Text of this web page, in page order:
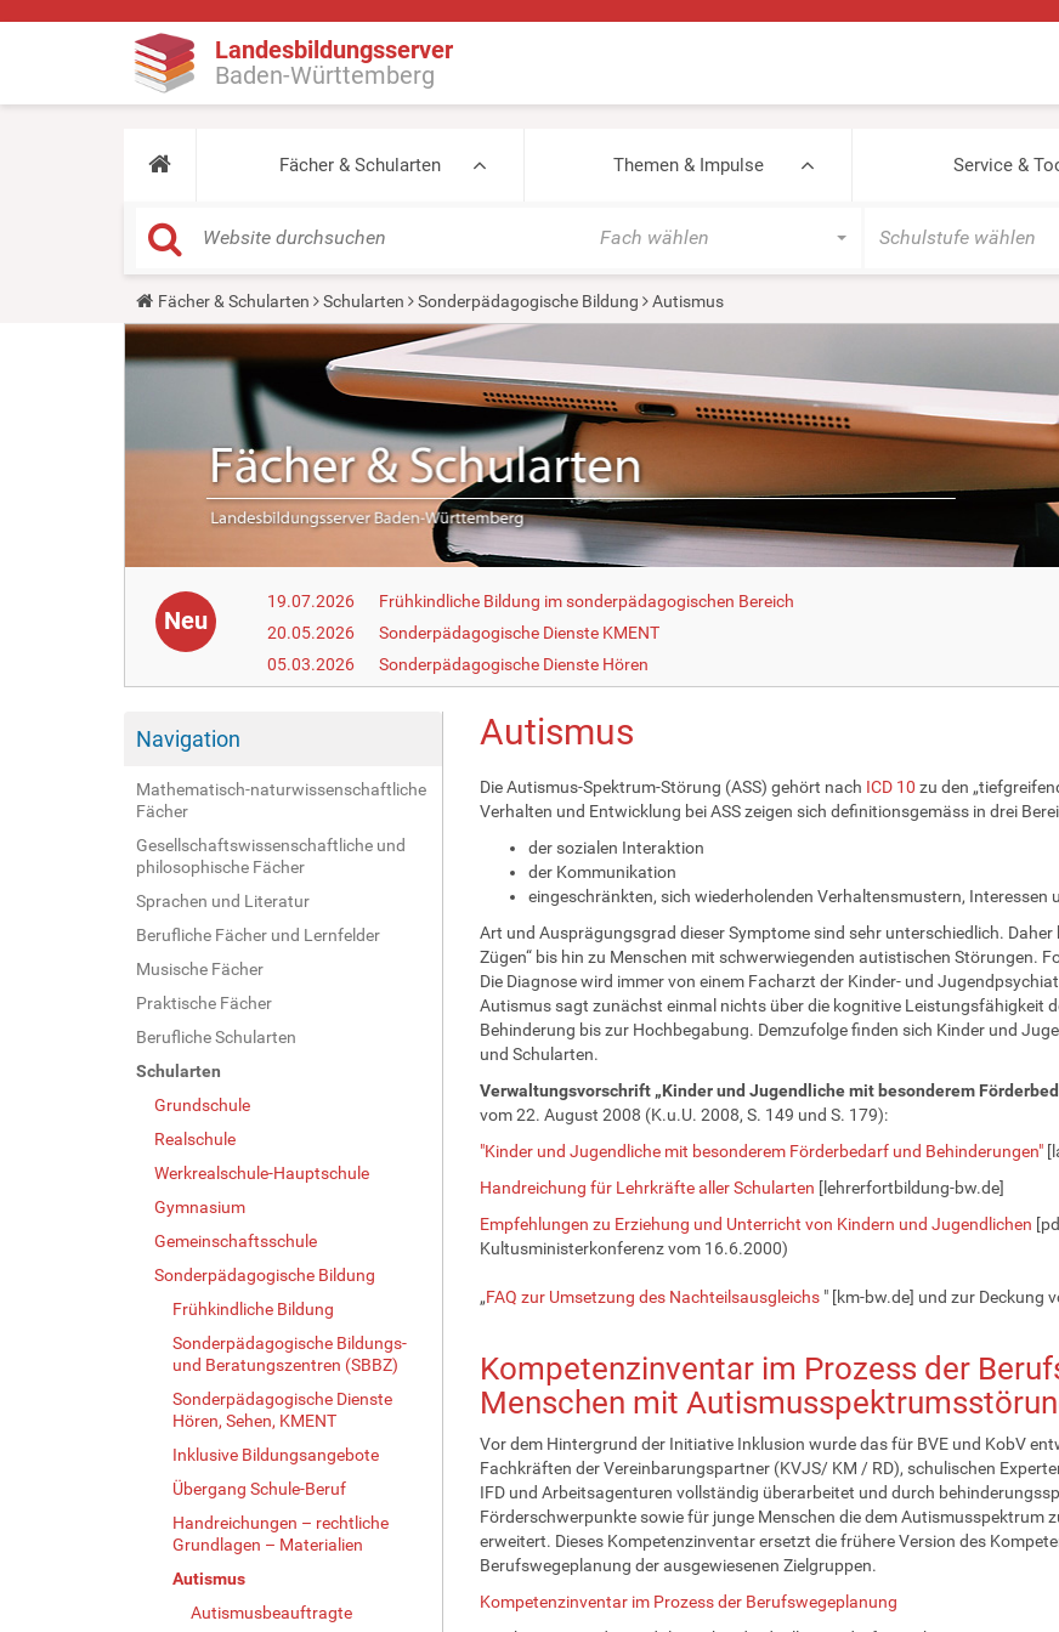
Landesbildungsserver
Baden-Württemberg
Fächer & Schularten Themen & Impulse Service &
Fach wählen Schulstufe wählen
Y
o
u
a
r
Fächer & Schularten Schularten Sonderpädagogische Bildung Autismus
Neu
19.07.2026
Frühkindliche Bildung im sonderpädagogischen Bereich
20.05.2026
Sonderpädagogische Dienste KMENT
05.03.2026
Sonderpädagogische Dienste Hören
Navigation
Mathematisch-naturwissenschaftliche
Fächer
Gesellschaftswissenschaftliche und
philosophische Fächer
Sprachen und Literatur
Berufliche Fächer und Lernfelder
Musische Fächer
Praktische Fächer
Berufliche Schularten
Schularten
Grundschule
Realschule
Werkrealschule-Hauptschule
Gymnasium
Gemeinschaftsschule
Sonderpädagogische Bildung
Frühkindliche Bildung
Sonderpädagogische Bildungs-
und Beratungszentren (SBBZ)
Sonderpädagogische Dienste
Hören, Sehen, KMENT
Inklusive Bildungsangebote
Übergang Schule-Beruf
Handreichungen – rechtliche
Grundlagen – Materialien
Autismus
Autismusbeauftragte
Autismus
Die Autismus-Spektrum-Störung (ASS) gehört nach ICD 10 zu den
Verhalten und Entwicklung bei ASS zeigen sich definitionsgemäss in drei
der sozialen Interaktion
der Kommunikation
eingeschränkten, sich wiederholenden Verhaltensmustern, Interessen
Art und Ausprägungsgrad dieser Symptome sind sehr unterschiedlich.
Zügen“ bis hin zu Menschen mit schwerwiegenden autistischen Störungen.
Die Diagnose wird immer von einem Facharzt der Kinder- und
Autismus sagt zunächst einmal nichts über die kognitive Leistungsfähigkeit
Behinderung bis zur Hochbegabung. Demzufolge finden sich Kinder und
und Schularten.
Verwaltungsvorschrift „Kinder und Jugendliche mit besonderem
vom 22. August 2008 (K.u.U. 2008, S. 149 und S. 179):
"Kinder und Jugendliche mit besonderem Förderbedarf und Behinderungen"
Handreichung für Lehrkräfte aller Schularten [lehrerfortbildung-bw.de]
Empfehlungen zu Erziehung und Unterricht von Kindern und Jugendlichen
Kultusministerkonferenz vom 16.6.2000)
„FAQ zur Umsetzung des Nachteilsausgleichs" [km-bw.de] und zur Deckung
Kompetenzinventar im Prozess der
Menschen mit
Vor dem Hintergrund der Initiative Inklusion wurde das für BVE und KobV
Fachkräften der Vereinbarungspartner (KVJS/ KM / RD), schulischen
IFD und Arbeitsagenturen vollständig überarbeitet und durch
Förderschwerpunkte sowie für junge Menschen die dem Autismusspektrum
erweitert. Dieses Kompetenzinventar ersetzt die frühere Version des
Berufswegeplanung der ausgewiesenen Zielgruppen.
Kompetenzinventar im Prozess der Berufswegeplanung